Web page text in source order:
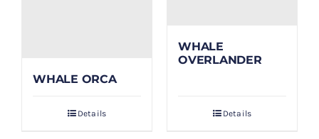
WHALE ORCA
Details
WHALE
OVERLANDER
Details